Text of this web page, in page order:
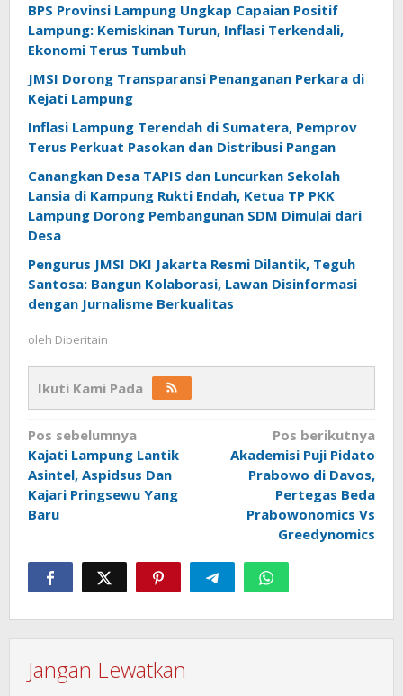
BPS Provinsi Lampung Ungkap Capaian Positif
Lampung: Kemiskinan Turun, Inflasi Terkendali,
Ekonomi Terus Tumbuh
JMSI Dorong Transparansi Penanganan Perkara di
Kejati Lampung
Inflasi Lampung Terendah di Sumatera, Pemprov
Terus Perkuat Pasokan dan Distribusi Pangan
Canangkan Desa TAPIS dan Luncurkan Sekolah
Lansia di Kampung Rukti Endah, Ketua TP PKK
Lampung Dorong Pembangunan SDM Dimulai dari
Desa
Pengurus JMSI DKI Jakarta Resmi Dilantik, Teguh
Santosa: Bangun Kolaborasi, Lawan Disinformasi
dengan Jurnalisme Berkualitas
oleh Diberitain
Ikuti Kami Pada
Navigasi
pos
Pos sebelumnya
Kajati Lampung Lantik
Asintel, Aspidsus Dan
Kajari Pringsewu Yang
Baru
Pos berikutnya
Akademisi Puji Pidato
Prabowo di Davos,
Pertegas Beda
Prabowonomics Vs
Greedynomics
Jangan Lewatkan